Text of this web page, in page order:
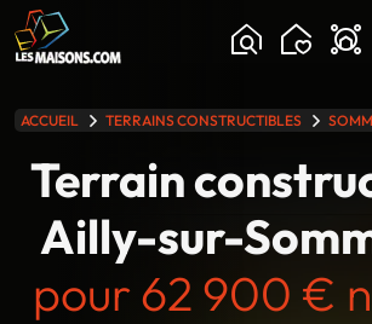
Chargement...
ACCUEIL TERRAINS CONSTRUCTIBLES
Terrain
Ailly-sur-
pour 62 900 €